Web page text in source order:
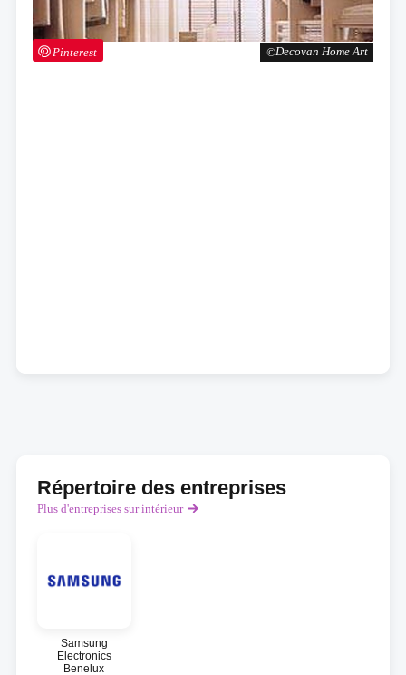
Decovan Home Art
Pinterest
Répertoire des entreprises
Plus d'entreprises sur intérieur
Samsung
Electronics
Benelux